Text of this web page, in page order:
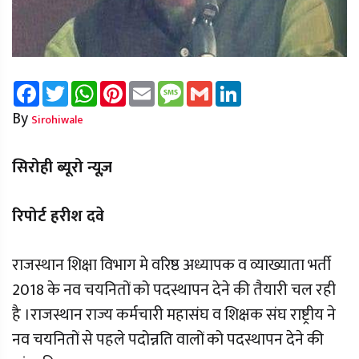
FacebookTwitterWhatsAppPinterest
Email Message
Gmail
By Sirohiwale
सिरोही ब्यूरो न्यूज़
रिपोर्ट हरीश दवे
राजस्थान शिक्षा विभाग मे वरिष्ठ अध्यापक व व्याख्याता भर्ती
2018 के नव चयनितों को पदस्थापन देने की तैयारी चल रही
है ।राजस्थान राज्य कर्मचारी महासंघ व शिक्षक संघ राष्ट्रीय ने
नव चयनितों से पहले पदोन्नति वालों को पदस्थापन देने की